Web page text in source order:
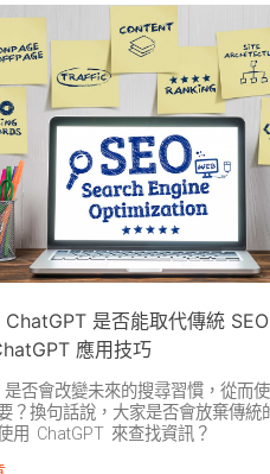
ChatGPT 是否能取代傳統
應用技巧
是否會改變未來的搜尋習慣，從而
？換句話說，大家是否會放棄傳統
用 ChatGPT 來查找資訊？